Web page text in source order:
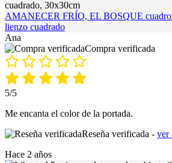
AMANECER FRÍO, EL BOSQUE cuadro
lienzo cuadrado
Ana
Compra verificada
5/5
Me encanta el color de la portada.
Reseña verificada - ver
Hace 2 años